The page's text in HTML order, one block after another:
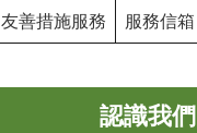
友善措施服務 服務信箱
認識我們